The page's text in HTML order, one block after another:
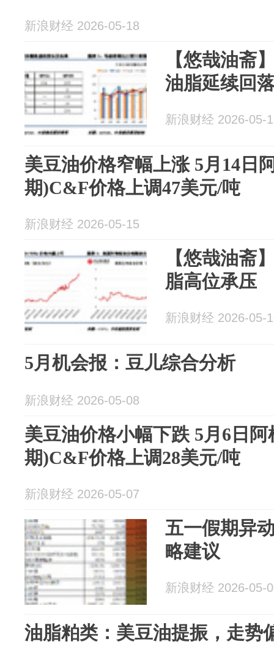
新浪财经 2026-05-18
【悠哉油斋
油脂延续回
新浪财经 2026-05-
美豆油价格窄幅上涨 5月14日
期)C&F价格上调47美元/吨
新浪财经 2026-05-15
【悠哉油斋
脂高位承压
新浪财经 2026-05-
5月机会报：豆儿综合分析
新浪财经 2026-05-08
美豆油价格小幅下跌 5月6日
期)C&F价格上调28美元/吨
新浪财经 2026-05-07
五一假期异
略建议
新浪财经 2026-05-
油脂粕类：美豆油提振，走势